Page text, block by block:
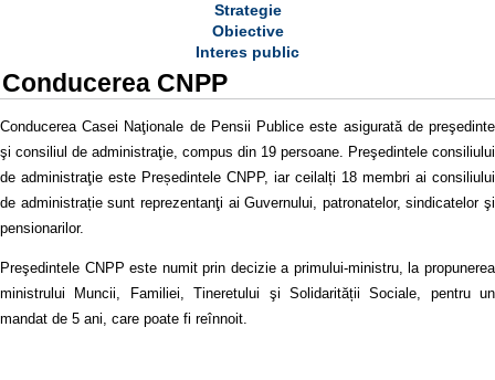
Strategie
Obiective
Interes public
Conducerea CNPP
Conducerea Casei Naţionale de Pensii Publice este asigurată de preşedinte
şi consiliul de administraţie, compus din 19 persoane. Preşedintele consiliului
de administraţie este Președintele CNPP, iar ceilalți 18 membri ai consiliului
de administrație sunt reprezentanţi ai Guvernului, patronatelor, sindicatelor şi
pensionarilor.
Preşedintele CNPP este numit prin decizie a primului-ministru, la propunerea
ministrului Muncii, Familiei, Tineretului şi Solidarității Sociale, pentru un
mandat de 5 ani, care poate fi reînnoit.